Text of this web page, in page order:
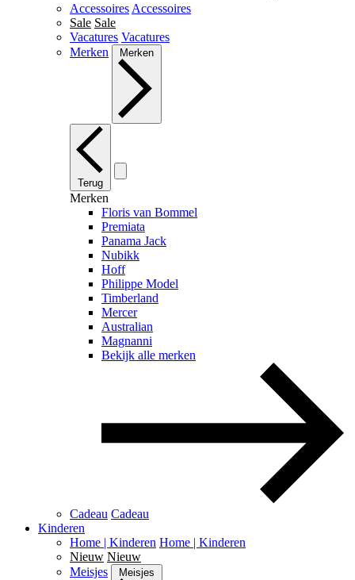
Accessoires Accessoires
Sale Sale
Vacatures Vacatures
Merken
Merken
Terug
Merken
Floris van Bommel
Premiata
Panama Jack
Nubikk
Hoff
Philippe Model
Timberland
Mercer
Australian
Magnanni
Bekijk alle merken
Cadeau Cadeau
Kinderen
Home | Kinderen Home | Kinderen
Nieuw Nieuw
Meisjes
Meisjes